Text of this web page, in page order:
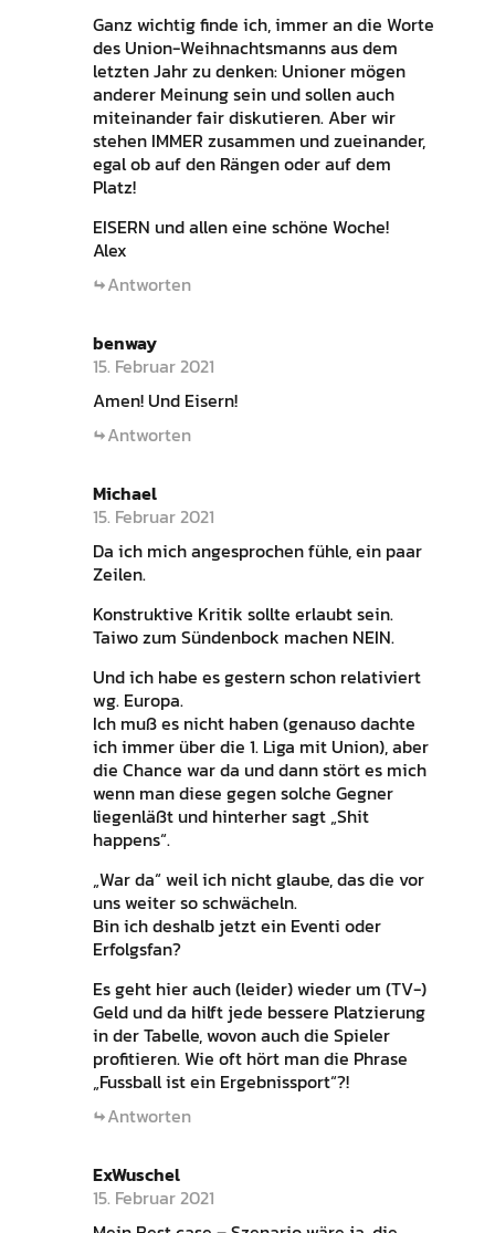
Ganz wichtig finde ich, immer an die Worte
des Union-Weihnachtsmanns aus dem
letzten Jahr zu denken: Unioner mögen
anderer Meinung sein und sollen auch
miteinander fair diskutieren. Aber wir
stehen IMMER zusammen und zueinander,
egal ob auf den Rängen oder auf dem
Platz!
EISERN und allen eine schöne Woche!
Alex
Antworten
benway
15. Februar 2021
Amen! Und Eisern!
Antworten
Michael
15. Februar 2021
Da ich mich angesprochen fühle, ein paar
Zeilen.
Konstruktive Kritik sollte erlaubt sein.
Taiwo zum Sündenbock machen NEIN.
Und ich habe es gestern schon relativiert
wg. Europa.
Ich muß es nicht haben (genauso dachte
ich immer über die 1. Liga mit Union), aber
die Chance war da und dann stört es mich
wenn man diese gegen solche Gegner
liegenläßt und hinterher sagt „Shit
happens“.
„War da“ weil ich nicht glaube, das die vor
uns weiter so schwächeln.
Bin ich deshalb jetzt ein Eventi oder
Erfolgsfan?
Es geht hier auch (leider) wieder um (TV-)
Geld und da hilft jede bessere Platzierung
in der Tabelle, wovon auch die Spieler
profitieren. Wie oft hört man die Phrase
„Fussball ist ein Ergebnissport“?!
Antworten
ExWuschel
15. Februar 2021